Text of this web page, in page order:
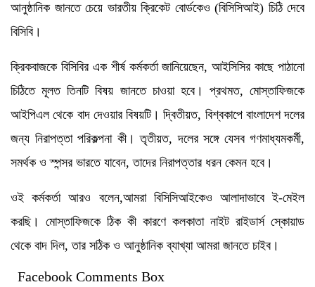
আনুষ্ঠানিক জানতে চেয়ে ভারতীয় ক্রিকেট বোর্ডকেও (বিসিসিআই) চিঠি দেবে
বিসিবি।
ক্রিকবাজকে বিসিবির এক শীর্ষ কর্মকর্তা জানিয়েছেন, আইসিসির কাছে পাঠানো
চিঠিতে মূলত তিনটি বিষয় জানতে চাওয়া হবে। প্রথমত, মোস্তাফিজকে
আইপিএল থেকে বাদ দেওয়ার বিষয়টি। দ্বিতীয়ত, বিশ্বকাপে বাংলাদেশ দলের
জন্য নিরাপত্তা পরিকল্পনা কী। তৃতীয়ত, দলের সঙ্গে যেসব গণমাধ্যমকর্মী,
সমর্থক ও স্পন্সর ভারতে যাবেন, তাদের নিরাপত্তার ধরন কেমন হবে।
ওই কর্মকর্তা আরও বলেন,আমরা বিসিসিআইকেও আলাদাভাবে ই-মেইল
করছি। মোস্তাফিজকে ঠিক কী কারণে কলকাতা নাইট রাইডার্স স্কোয়াড
থেকে বাদ দিল, তার সঠিক ও আনুষ্ঠানিক ব্যাখ্যা আমরা জানতে চাইব।
Facebook Comments Box